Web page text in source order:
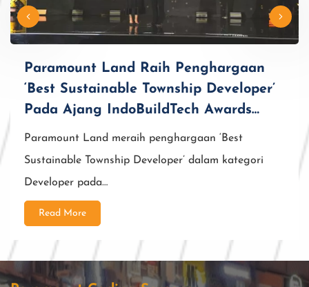
Paramount Land Raih Penghargaan
‘Best Sustainable Township Developer’
Pada Ajang IndoBuildTech Awards
2026
Paramount Land meraih penghargaan ‘Best
Sustainable Township Developer’ dalam kategori
Developer pada…
Read More